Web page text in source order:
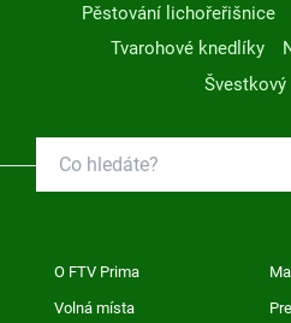
Pěstování lichořeřišnice
Tvarohové knedlíky
O FTV Prima
Volná místa